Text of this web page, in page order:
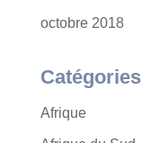
octobre 2018
Catégories
Afrique